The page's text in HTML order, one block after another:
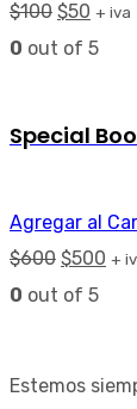
$100 $50 + iva
0 out of 5
Special
Agregar al
$600 $500 +
0 out of 5
Estemos